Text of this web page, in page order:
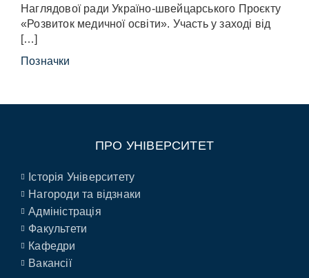
Наглядової ради Україно-швейцарського Проєкту
«Розвиток медичної освіти». Участь у заході від
[…]
Позначки
ПРО УНІВЕРСИТЕТ
Історія Університету
Нагороди та відзнаки
Адміністрація
Факультети
Кафедри
Вакансії